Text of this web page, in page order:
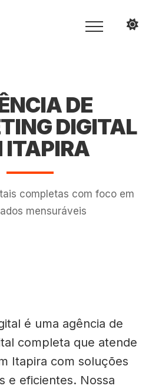
DE
DIGITAL
ITAPIRA
completas com foco em
mensuráveis
é uma agência de
completa que atende
Itapira com soluções
e eficientes. Nossa